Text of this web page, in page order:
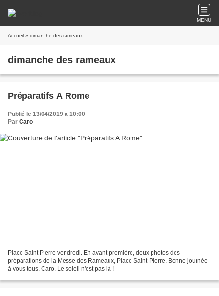
MENU
Accueil » dimanche des rameaux
dimanche des rameaux
Préparatifs A Rome
Publié le 13/04/2019 à 10:00
Par Caro
Place Saint Pierre vendredi. En avant-première, deux photos des
préparations de la Messe des Rameaux, Place Saint-Pierre. Bonne journée
à vous tous. Caro. Le soleil n'est pas là !